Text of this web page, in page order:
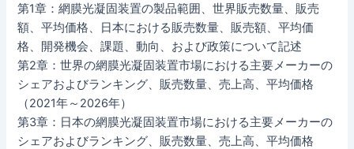
第1章：網膜光凝固装置の製品範囲、世界販売数量、販売
額、平均価格、日本における販売数量、販売額、平均価
格、開発機会、課題、動向、および政策について記述
第2章：世界の網膜光凝固装置市場における主要メーカーの
シェアおよびランキング、販売数量、売上高、平均価格
（2021年～2026年）
第3章：日本の網膜光凝固装置市場における主要メーカーの
シェアおよびランキング、販売数量、売上高、平均価格